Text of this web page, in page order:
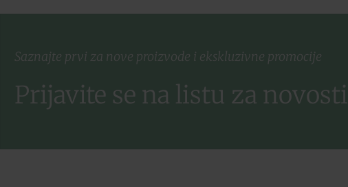
Saznajte prvi za nove proizvode i ekskluzivne promocije
Prijavite se na listu za novosti